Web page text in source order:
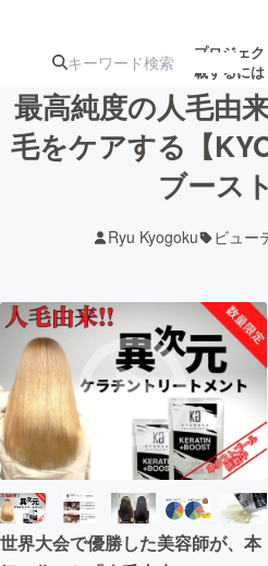
プロジェ
載するには
注目の新着プロ
テクノロジー・ガジェ
映像・映画
ビジネス・起業
まちづくり・地域活性化
最高純度の人毛由
毛をケアする【
ブース
Ryu Kyogoku ビュー
世界大会で優勝した美容師が、本